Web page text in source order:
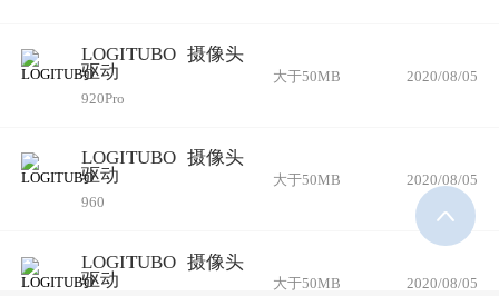
LOGITUBO 摄像头
驱动
920Pro
大于50MB 2020/08/05
LOGITUBO 摄像头
驱动
960
大于50MB 2020/08/05
LOGITUBO 摄像头
驱动
大于50MB 2020/08/05